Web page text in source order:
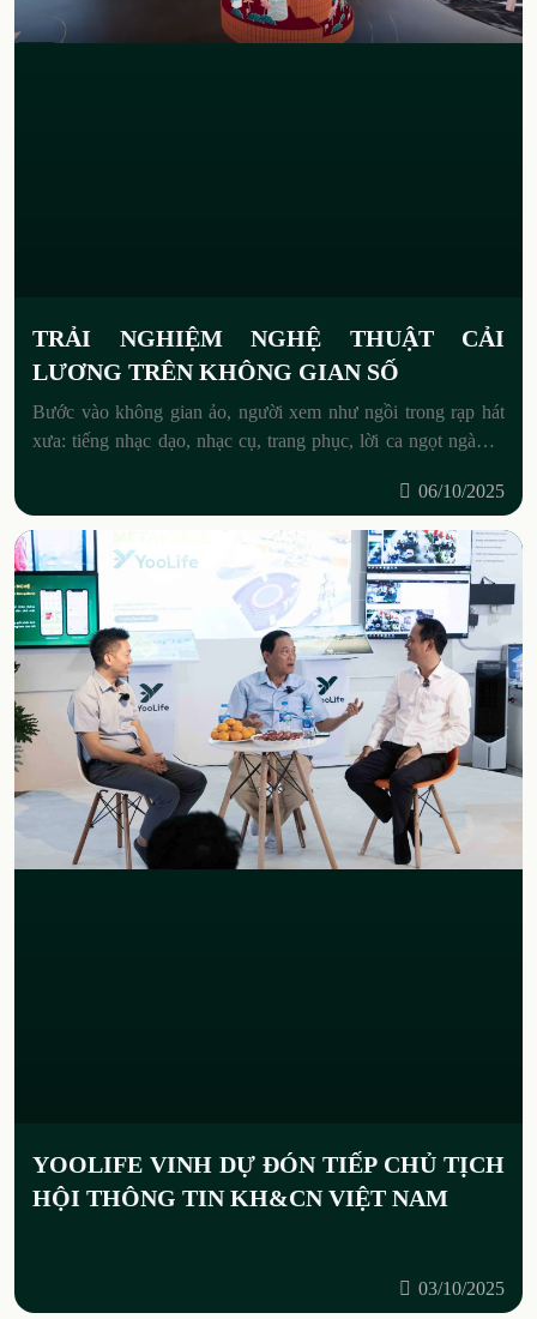
TRẢI NGHIỆM NGHỆ THUẬT CẢI
LƯƠNG TRÊN KHÔNG GIAN SỐ
Bước vào không gian ảo, người xem như ngồi trong rạp hát
xưa: tiếng nhạc dạo, nhạc cụ, trang phục, lời ca ngọt ngào…
06/10/2025
YOOLIFE VINH DỰ ĐÓN TIẾP CHỦ TỊCH
HỘI THÔNG TIN KH&CN VIỆT NAM
03/10/2025